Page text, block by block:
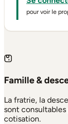
pour voir le
Famille &
La fratrie, la
sont consultables
cotisation.